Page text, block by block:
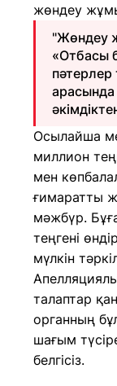
жөндеу
"Жөндеу
«Отбасы
арасында
Осылайша
миллион
мен
ғимаратты
мәжбүр.
теңгені
мүлкін
талаптар
органның
шағым
белгісіз.